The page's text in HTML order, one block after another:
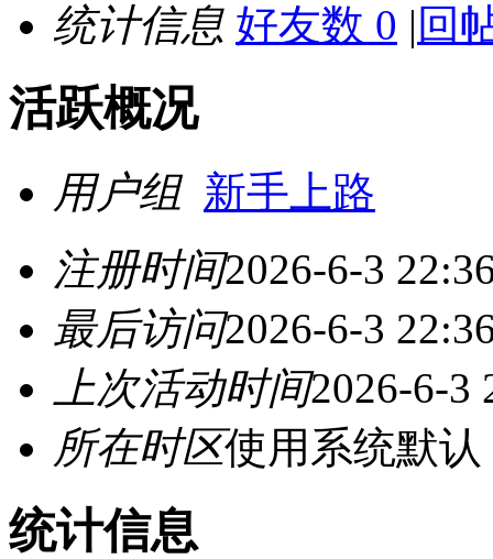
统计信息 好友数 0 | 回
活跃概况
用户组 新手上路
注册时间2026-6-3
最后访问2026-6-3
上次活动时间2026-6-3
所在时区使用系统默认
统计信息